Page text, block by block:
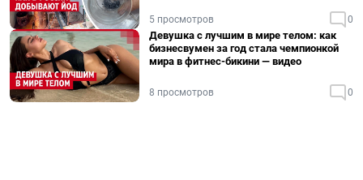
5 просмотров 0
Девушка с лучшим в мире телом: как
бизнесвумен за год стала чемпионкой
мира в фитнес-бикини — видео
8 просмотров 0